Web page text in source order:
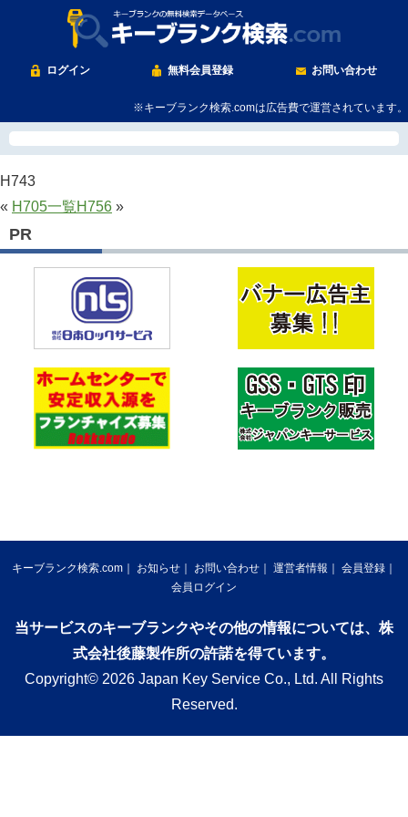
ログイン 無料会員登録 お問い合わせ
※キーブランク検索.comは広告費で運営されています。
H743
« H705一覧H756 »
PR
キーブランク検索.com お知らせ お問い合わせ 運営者情報
会員登録
会員ログイン
当サービスのキーブランクやその他の情報については、株
式会社後藤製作所の許諾を得ています。
Copyright© 2026 Japan Key Service Co., Ltd. All Rights
Reserved.